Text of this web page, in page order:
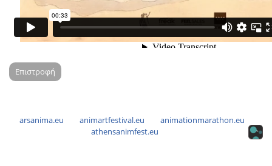
Επιστροφή
arsanima.eu animartfestival.eu
animationmarathon.eu
athensanimfest.eu